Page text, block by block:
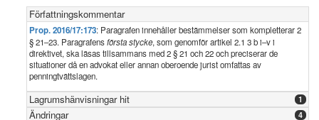
Författningskommentar
Prop. 2016/17:173: Paragrafen innehåller bestämmelser som kompletterar 2
§ 21–23. Paragrafensförsta stycke, som genomför artikel 2.1 3 b i–v i
direktivet, ska läsas tillsammans med 2 § 21 och 22 och preciserar de
situationer då en advokat eller annan oberoende jurist omfattas av
penningtvättslagen.
Lagrumshänvisningar hit 1
Ändringar 4